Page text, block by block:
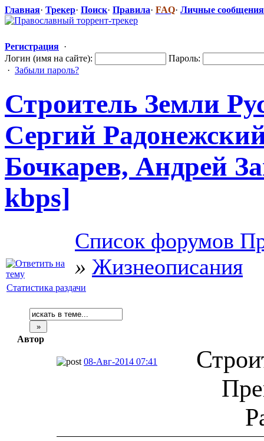
Главная· Трекер· Поиск· Правила· FAQ· Личные сообщения
Регистрация ·
Логин (имя на сайте):
Пароль:
· Забыли пароль?
Строитель Земли
Сергий
Бочкарев, Андрей
kbps]
Список форумов
» Жизнеописания
Статистика раздачи
Автор
08-Авг-2014 07:41